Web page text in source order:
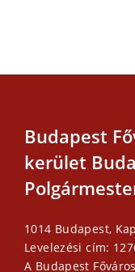
Budapest
kerület
1014 Budapest,
Levelezési cím:
A Budapest